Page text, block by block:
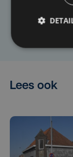
Lees ook